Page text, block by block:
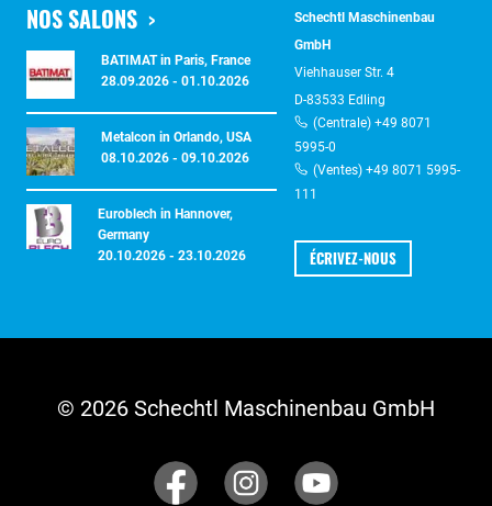
NOS SALONS
BATIMAT in Paris, France
28.09.2026 - 01.10.2026
Metalcon in Orlando, USA
08.10.2026 - 09.10.2026
Euroblech in Hannover,
Germany
20.10.2026 - 23.10.2026
Schechtl Maschinenbau
GmbH
Viehhauser Str. 4
D-83533 Edling
(Centrale) +49 8071
5995-0
(Ventes) +49 8071 5995-
111
ÉCRIVEZ-NOUS
© 2026 Schechtl Maschinenbau GmbH